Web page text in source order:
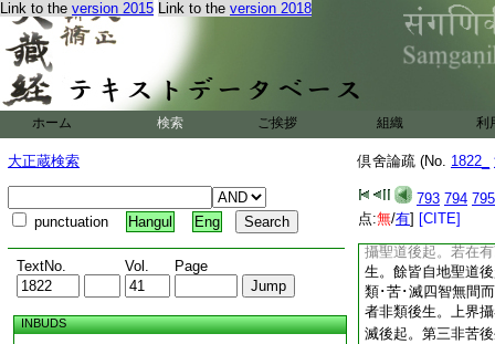
Link to the version 2015 Link to the version 2018
ホーム 検索 ご挨拶 組織 利
大正蔵検索
punctuation Hangul Eng
TextNo. Vol. Page
INBUDS
倶舍論疏 (No. 1822_
793 794 795
点:無/有] [CITE]
等持不轉之因故名
言。無相等持不生
生。如何不名厭捨
此所縁。如何此名
非擇滅亦離諸相。
無相名。縁無相境
境立名｣ 論。唯三
依身及人依地分別
以時解脱愛聖道故
以上七邊無勝
攝聖道後起。若在
生。餘皆自地聖道
類･苦･滅四智無間
者非類後生。上界
滅後起。第三非苦